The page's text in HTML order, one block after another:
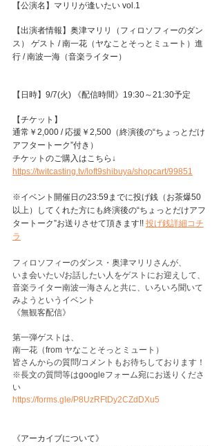
【公演名】マリリが逢いたい vol.1
【出演者情報】奥津マリリ（フィロソフィーのダン
ス） ゲスト / 南一花（ヤなことそっとミュート）進
行 / 南波一海（音楽ライター）
【日時】9/7(火) 《配信時間》19:30～21:30予定
【チケット】
通常￥2,000 / 応援￥2,500（終演後の“ちょっとだけ
アフタートーク”付き）
チケットのご購入はこちら↓
https://twitcasting.tv/loft9shibuya/shopcart/99851
※イベント開催日の23:59までに投げ銭（お茶爆50
以上）してくれた方にも終演後の“ちょっとだけアフ
タートーク”お送りさせて頂きます!! 投げ銭詳細コチ
ラ
フィロソフィーのダンス・奥津マリリさんが、
いま会いたい/お話したい人をゲストにお迎えして、
音楽ライター南波一海さんと共に、いろいろ聞いて
みようというイベント
《無観客配信》
第一弾ゲストは、
南一花（from ヤなことそっとミュート）
皆さんからの質問/コメントもお待ちしております！
※長文の質問等はgoogleフォーム宛にお送りくださ
い
https://forms.gle/P8UzRFtDy2CZdDXu5
《アーカイブについて》